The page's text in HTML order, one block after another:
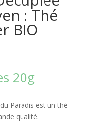
: Thé
BIO
20g
Paradis est un thé
qualité.